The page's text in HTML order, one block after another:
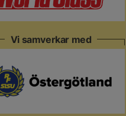
Vi samverkar med